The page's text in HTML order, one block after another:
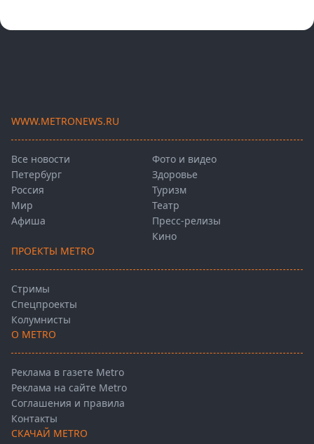
WWW.METRONEWS.RU
Все новости
Петербург
Россия
Мир
Афиша
Фото и видео
Здоровье
Туризм
Театр
Пресс-релизы
Кино
ПРОЕКТЫ METRO
Стримы
Спецпроекты
Колумнисты
О METRO
Реклама в газете Metro
Реклама на сайте Metro
Соглашения и правила
Контакты
СКАЧАЙ METRO